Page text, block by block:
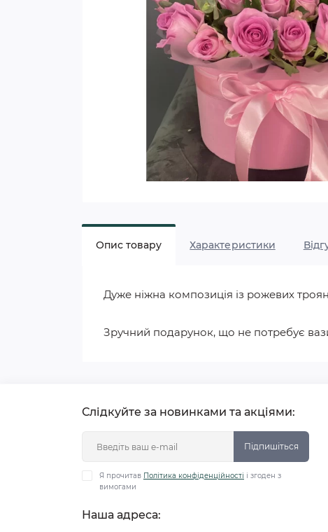
Опис товару Характеристики
Дуже ніжна композиція із рожевих
Зручний подарунок, що не потребує
Слідкуйте за новинками та акціями:
Підпишіться
Я прочитав Політика конфіденційності і згоден з
вимогами
Наша адреса: